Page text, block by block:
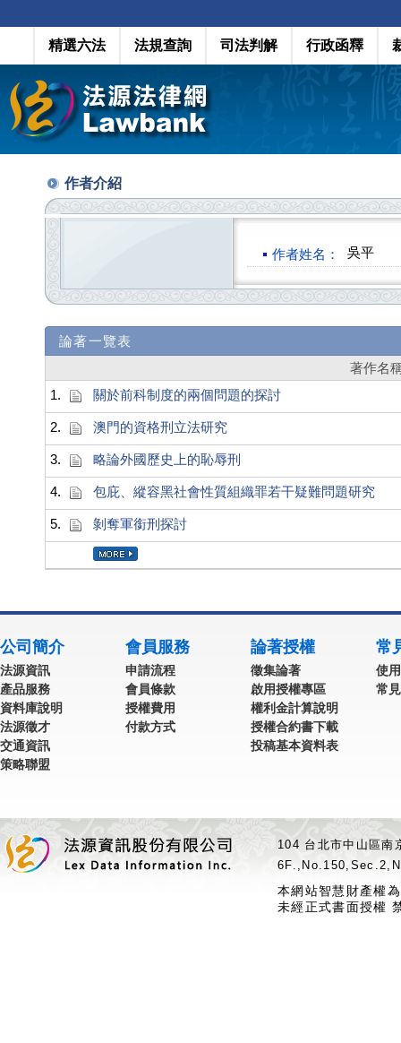
精選六法 法規查詢 司法判解 行政函釋
作者介紹
作者姓名： 吳平
論著一覽表
著作名
1.
關於前科制度的兩個問題的探討
2. 澳門的資格刑立法研究
3. 略論外國歷史上的恥辱刑
4. 包庇、縱容黑社會性質組織罪若干疑難問題研究
5. 剝奪軍銜刑探討
公司簡介
法源資訊
產品服務
資料庫說明
法源徵才
交通資訊
策略聯盟
會員服務
申請流程
會員條款
授權費用
付款方式
論著授權
徵集論著
啟用授權專區
權利金計算說明
授權合約書下載
投稿基本資料表
常
使
常
104 台北市中山區
本網站智慧財產權
未經正式書面授權